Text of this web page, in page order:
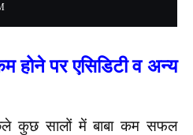
होने पर एसिडिटी व अन्‍य
कुछ सालों में बाबा कम सफल